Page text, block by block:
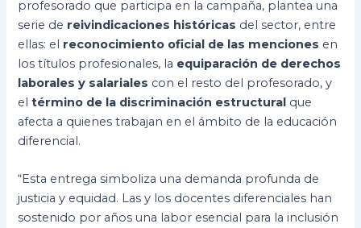
profesorado que participa en la campaña, plantea una
serie de reivindicaciones históricas del sector, entre
ellas: el reconocimiento oficial de las menciones en
los títulos profesionales, la equiparación de derechos
laborales y salariales con el resto del profesorado, y
eltérmino de la discriminación estructural que
afecta a quienes trabajan en el ámbito de la educación
diferencial.
“Esta entrega simboliza una demanda profunda de
justicia y equidad. Las y los docentes diferenciales han
sostenido por años una labor esencial para la inclusión